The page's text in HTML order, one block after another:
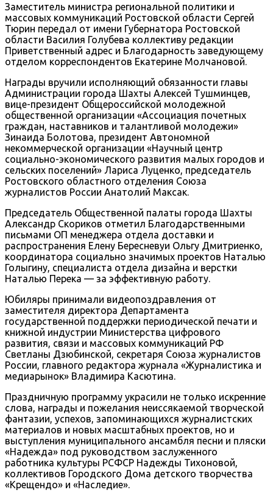
Заместитель министра региональной политики и
массовых коммуникаций Ростовской области Сергей
Тюрин передал от имени Губернатора Ростовской
области Василия Голубева коллективу редакции
Приветственный адрес и Благодарность заведующему
отделом корреспондентов Екатерине Молчановой.
Награды вручили исполняющий обязанности главы
Администрации города Шахты Алексей Тушминцев,
вице-президент Общероссийской молодежной
общественной организации «Ассоциация почетных
граждан, наставников и талантливой молодежи»
Зинаида Болотова, президент Автономной
некоммерческой организации «Научный центр
социально-экономического развития малых городов и
сельских поселений» Лариса Луценко, председатель
Ростовского областного отделения Союза
журналистов России Анатолий Максак.
Председатель Общественной палаты города Шахты
Александр Скориков отметил Благодарственными
письмами ОП менеджера отдела доставки и
распространения Елену Бересневуи Ольгу Дмитриенко,
координатора социально значимых проектов Наталью
Голыгину, специалиста отдела дизайна и верстки
Наталью Перека — за эффективную работу.
Юбиляры принимали видеопоздравления от
заместителя директора Департамента
государственной поддержки периодической печати и
книжной индустрии Министерства цифрового
развития, связи и массовых коммуникаций РФ
Светланы Дзюбинской, секретаря Союза журналистов
России, главного редактора журнала «Журналистика и
медиарынок» Владимира Касютина.
Праздничную программу украсили не только искренние
слова, награды и пожелания неиссякаемой творческой
фантазии, успехов, запоминающихся журналистских
материалов и новых масштабных проектов, но и
выступления муниципального ансамбля песни и пляски
«Надежда» под руководством заслуженного
работника культуры РСФСР Надежды Тихоновой,
коллективов Городского Дома детского творчества
«Крещендо» и «Наследие».